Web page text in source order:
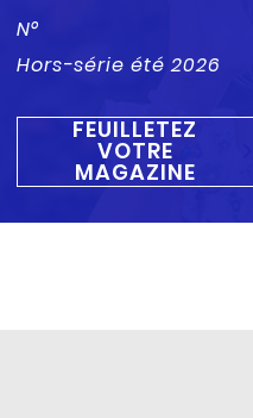
N°
Hors-série été 2026
FEUILLETEZ
VOTRE
MAGAZINE